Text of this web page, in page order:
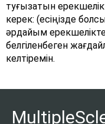
туғызатын
керек: (есіңізде
әрдайым
белгіленбеген
келтіремін.